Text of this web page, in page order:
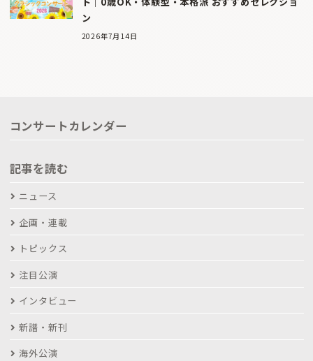
ン
2026年7月14日
コンサートカレンダー
記事を読む
ニュース
企画・連載
トピックス
注目公演
インタビュー
新譜・新刊
海外公演